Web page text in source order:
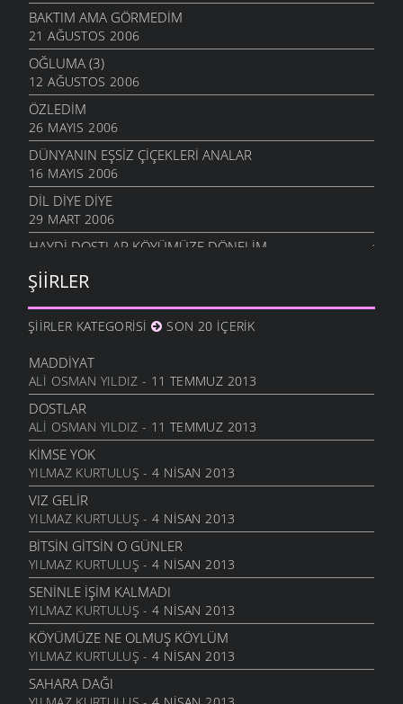
BAKTIM AMA GÖRMEDIM
21 AĞUSTOS 2006
OĞLUMA (3)
12 AĞUSTOS 2006
ÖZLEDIM
26 MAYIS 2006
DÜNYANIN EŞSIZ ÇIÇEKLERI ANALAR
16 MAYIS 2006
DIL DIYE DIYE
29 MART 2006
HAYDI DOSTLAR KÖYÜMÜZE DÖNELIM
KAR
23 ŞUBAT 2006
BÜYÜK ÇÖKEK
23 ŞUBAT 2006
KOCABEY’I ÖZLEMEK
20 ŞUBAT 2006
DOSTLARA MERHABA
29 OCAK 2006
ŞIIRLER
ŞIIRLER KATEGORISI SON 20 İÇERIK
MADDIYAT
ALI OSMAN YILDIZ - 11 TEMMUZ 2013
DOSTLAR
ALI OSMAN YILDIZ - 11 TEMMUZ 2013
KIMSE YOK
YILMAZ KURTULUŞ - 4 NISAN 2013
VIZ GELIR
YILMAZ KURTULUŞ - 4 NISAN 2013
BITSIN GITSIN O GÜNLER
YILMAZ KURTULUŞ - 4 NISAN 2013
SENINLE İŞIM KALMADI
YILMAZ KURTULUŞ - 4 NISAN 2013
KÖYÜMÜZE NE OLMUŞ KÖYLÜM
YILMAZ KURTULUŞ - 4 NISAN 2013
SAHARA DAĞI